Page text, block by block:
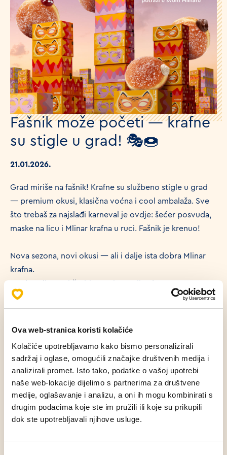
Ova web-stranica koristi kolačiće
Kolačiće upotrebljavamo kako bismo personalizirali
sadržaj i oglase, omogućili značajke društvenih medija i
analizirali promet. Isto tako, podatke o vašoj upotrebi
naše web-lokacije dijelimo s partnerima za društvene
medije, oglašavanje i analizu, a oni ih mogu kombinirati s
drugim podacima koje ste im pružili ili koje su prikupili
dok ste upotrebljavali njihove usluge.
Fašnik može početi — krafne
su stigle u grad! 🎭🍩
21.01.2026.
Grad miriše na fašnik! Krafne su službeno stigle u grad
— premium okusi, klasična voćna i cool ambalaža. Sve
što trebaš za najslađi karneval je ovdje: šećer posvuda,
maske na licu i Mlinar krafna u ruci. Fašnik je krenuo!
Nova sezona, novi okusi — ali i dalje ista dobra Mlinar
krafna.
Nutella 🤎
Čoko Duo 🤍
Svaki okus ima svoju vibru, a svaki dolazi u pakiranju
koje klinci već obožavaju! Naša cool kutija nije samo
kutija — ona se pretvara u masku. Tigar? Leptir?
Princeza s krunom? Sve može!